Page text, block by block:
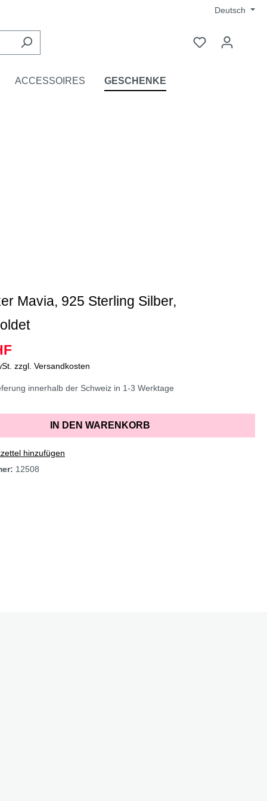
Deutsch
ACCESSOIRES GESCHENKE
Mavia, 925 Sterling Silber,
zzgl. Versandkosten
innerhalb der Schweiz in 1-3 Werktage
IN DEN WARENKORB
hinzufügen
12508